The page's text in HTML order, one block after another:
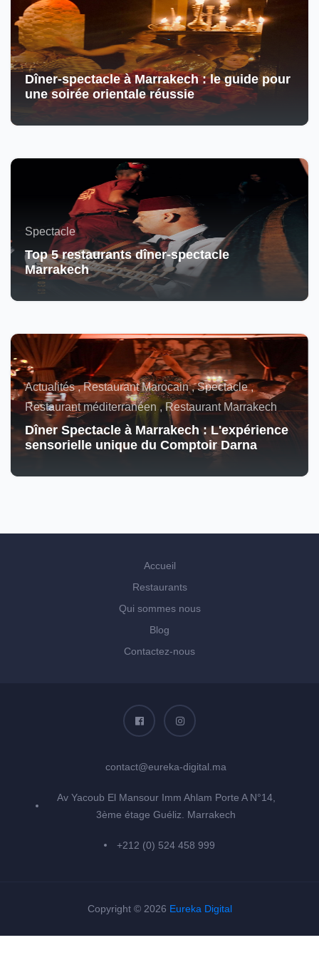
Dîner-spectacle à Marrakech : le guide pour
une soirée orientale réussie
Spectacle
Top 5 restaurants dîner-spectacle
Marrakech
Actualités , Restaurant Marocain , Spectacle ,
Restaurant méditerranéen , Restaurant Marrakech
Dîner Spectacle à Marrakech : L'expérience
sensorielle unique du Comptoir Darna
Accueil
Restaurants
Qui sommes nous
Blog
Contactez-nous
contact@eureka-digital.ma
Av Yacoub El Mansour Imm Ahlam Porte A N°14,
3ème étage Guéliz. Marrakech
+212 (0) 524 458 999
Copyright © 2026 Eureka Digital